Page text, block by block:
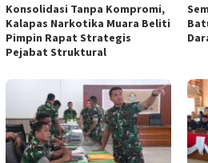
Konsolidasi Tanpa Kompromi,
Kalapas Narkotika Muara Beliti
Pimpin Rapat Strategis
Pejabat Struktural